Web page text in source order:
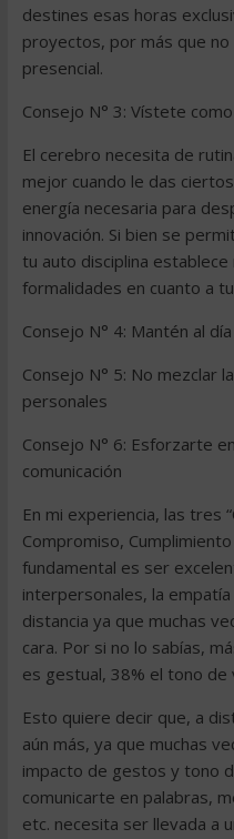
destines esas horas
proyectos, por más que
presencial.
Consejo N° 3: Vístete
El cerebro necesita de
mejor cuando le das
energía necesaria para
innovación. Si bien se
tu auto disciplina
formalidades en cuanto a
Consejo N° 4: Mantén al
Consejo N° 5: No mezclar
personales
Consejo N° 6: Esforzarte
comunicación
En mi experiencia, las tres
Compromiso,
fundamental es ser
interpersonales, la
distancia ya que muchas
cara. Por si no lo sabías,
es gestual, 38% el tono de
Esto quiere decir que, a
aún más, ya que muchas
impacto de gestos y tono
comunicarte en palabras,
etc. necesita ser llevada a